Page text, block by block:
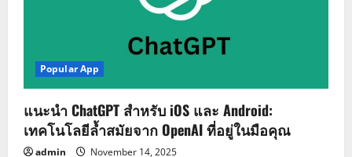
Popular App
แนะนำ ChatGPT สำหรับ iOS และ Android:
เทคโนโลยีล้ำสมัยจาก OpenAI ที่อยู่ในมือคุณ
admin November 14, 2025